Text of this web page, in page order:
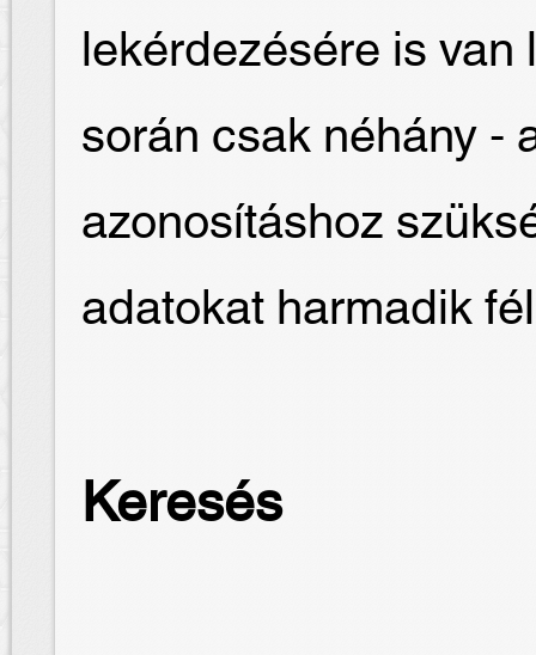
lekérdezésére is
során csak néhány -
azonosításhoz
adatokat harmadik
Keresés